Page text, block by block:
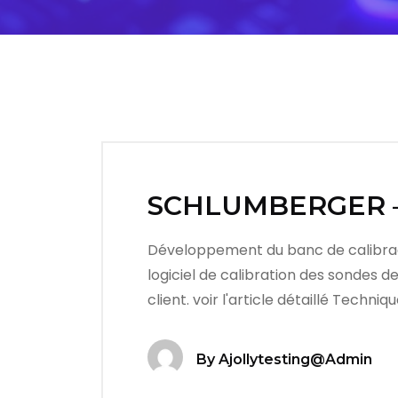
Développement du banc de
logiciel de calibration des sondes
client. voir l'article détaillé
ByAjollytesting@admin